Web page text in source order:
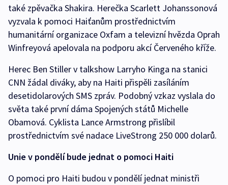
také zpěvačka Shakira. Herečka Scarlett Johanssonová
vyzvala k pomoci Haiťanům prostřednictvím
humanitární organizace Oxfam a televizní hvězda Oprah
Winfreyová apelovala na podporu akcí Červeného kříže.
Herec Ben Stiller v talkshow Larryho Kinga na stanici
CNN žádal diváky, aby na Haiti přispěli zasíláním
desetidolarových SMS zpráv. Podobný vzkaz vyslala do
světa také první dáma Spojených států Michelle
Obamová. Cyklista Lance Armstrong přislíbil
prostřednictvím své nadace LiveStrong 250 000 dolarů.
Unie v pondělí bude jednat o pomoci Haiti
O pomoci pro Haiti budou v pondělí jednat ministři